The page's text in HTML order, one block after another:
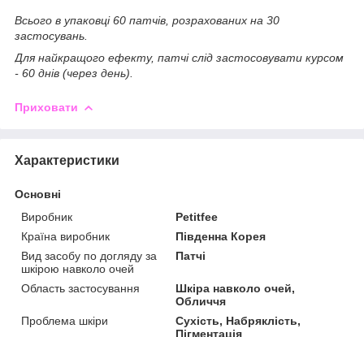
Всього в упаковці 60 патчів, розрахованих на 30
застосувань.
Для найкращого ефекту, патчі слід застосовувати курсом
- 60 днів (через день).
Приховати
Характеристики
Основні
Виробник
Petitfee
Країна виробник
Південна Корея
Вид засобу по догляду за
шкірою навколо очей
Патчі
Область застосування
Шкіра навколо очей,
Обличчя
Проблема шкіри
Сухість, Набряклість,
Пігментація